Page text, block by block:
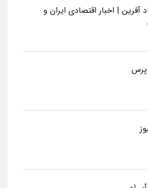
آفرین | اخبار اقتصادی ایران و
پرس